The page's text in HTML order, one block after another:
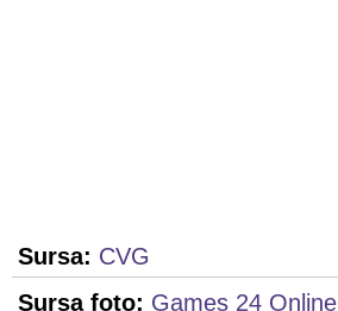
Sursa: CVG
Sursa foto: Games 24 Online